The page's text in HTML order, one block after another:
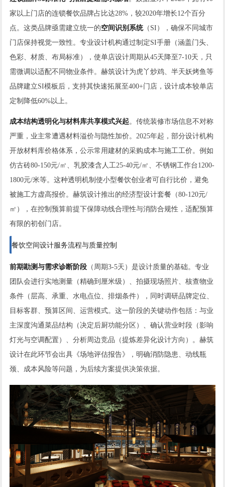
家以上门店的连锁餐饮品牌占比达28%，较2020年增长12个百分
点。这类品牌亟需建立统一的空间识别系统（SI），确保不同城市
门店保持视觉一致性。专业设计机构通过制定SI手册（涵盖门头、
色彩、材质、布局标准），使单店设计周期从45天降至7-10天，只
需微调以适配不同物业条件。赫筑设计为虎丫炒鸡、半天妖烤鱼等
品牌建立SI模板后，支持其快速拓展至400+门店，设计成本较单店
定制降低60%以上。
成本结构透明化与材料库共享模式兴起。传统装修市场信息不对称
严重，业主常遭遇材料溢价与隐性加价。2025年起，部分设计机构
开放材料库价格体系，公示常用建材的采购成本与施工工价。例如
仿古砖80-150元/㎡、乳胶漆含人工25-40元/㎡、不锈钢工作台1200-
1800元/米等。这种透明机制使小型餐饮创业者可自行比价，避免
被施工方虚高报价。赫筑设计推出的经济型设计套餐（80-120元/
㎡），在控制预算前提下保障动线合理性与消防合规性，适配预算
有限的初创门店。
餐饮空间设计服务流程与质量控制
前期勘测与需求诊断阶段 （周期3-5天）是设计质量的基础。专业
团队会进行实地测量（精确到厘米级）、拍摄现场照片、核查物业
条件（层高、承重、水电点位、排烟条件），同时调研品牌定位、
目标客群、预算区间、运营模式。这一阶段的关键动作包括：与业
主深度沟通菜品结构（决定后厨功能分区）、确认营业时段（影响
灯光与空调配置）、分析周边竞品（提炼差异化设计方向）。赫筑
设计在此环节会出具《场地评估报告》，明确消防隐患、动线瓶
颈、成本风险等问题，为后续方案提供决策依据。